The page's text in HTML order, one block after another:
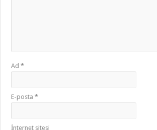
Ad*
E-posta*
İnternet sitesi